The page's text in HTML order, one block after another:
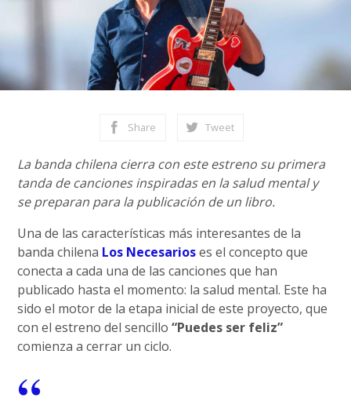
Share Tweet
La banda chilena cierra con este estreno su primera
tanda de canciones inspiradas en la salud mental y
se preparan para la publicación de un libro.
Una de las características más interesantes de la
banda chilena Los Necesarioses el concepto que
conecta a cada una de las canciones que han
publicado hasta el momento: la salud mental. Este ha
sido el motor de la etapa inicial de este proyecto, que
con el estreno del sencillo“Puedes ser feliz”
comienza a cerrar un ciclo.